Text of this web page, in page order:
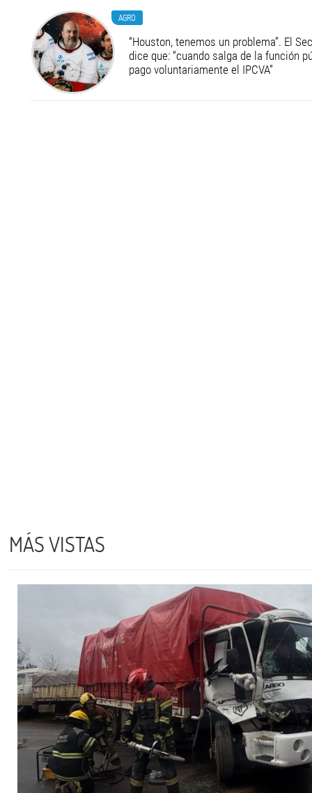
AGRO
“Houston, tenemos un problema”. El
dice que: “cuando salga de la función
pago voluntariamente el IPCVA”
MÁS VISTAS